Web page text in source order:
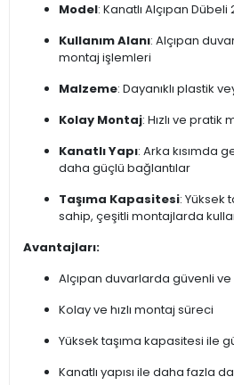
Model: Kanatlı Alçıpan Dübeli
Kullanım Alanı: Alçıpan
montaj işlemleri
Malzeme: Dayanıklı plastik
Kolay Montaj: Hızlı ve pratik
Kanatlı Yapı: Arka kısımda
daha güçlü bağlantılar
Taşıma Kapasitesi: Yüksek
sahip, çeşitli montajlarda
Avantajları:
Alçıpan duvarlarda güvenli
Kolay ve hızlı montaj süreci
Yüksek taşıma kapasitesi ile
Kanatlı yapısı ile daha fazla